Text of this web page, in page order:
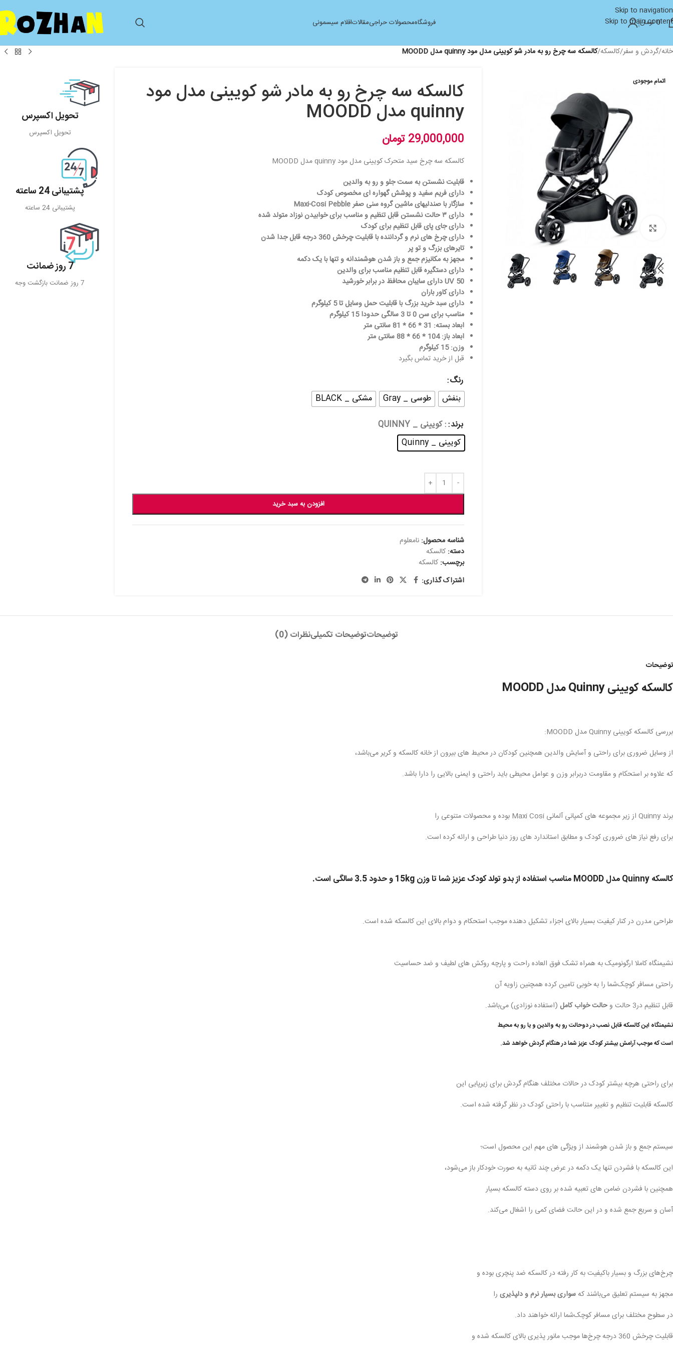
Skip to navigation
Skip to main content
0تومان فروشگاهمحصولات حراجیمقالاتاقلام سیسمونی
خانه/گردش و سفر/کالسکه/كالسكه سه چرخ رو به مادر شو کویینی مدل مود quinny مدل MOODD
اتمام موجودی
بزرگنمایی تصویر
كالسكه سه چرخ رو به مادر شو کویینی مدل مود
quinny مدل MOODD
29,000,000تومان
كالسكه سه چرخ سید متحرک کویینی مدل مود quinny مدل MOODD
قابلیت نشستن به سمت جلو و رو به والدین
دارای فریم سفید و پوشش گهواره ای مخصوص کودک
سازگار با صندلیهای ماشین گروه سنی صفر Maxi-Cosi Pebble
دارای ۳ حالت نشستن قابل تنظیم و مناسب برای خوابیدن نوزاد متولد شده
دارای جای پای قابل تنظیم برای کودک
دارای چرخ های نرم و گرداننده با قابلیت چرخش 360 درجه قابل جدا شدن
تایرهای بزرگ و تو پر
مجهز به مکانیزم جمع و باز شدن هوشمندانه و تنها با یک دکمه
دارای دستگیره قابل تنظیم مناسب برای والدین
UV 50 دارای سایبان محافظ در برابر خورشید
دارای کاور باران
دارای سبد خرید بزرگ با قابلیت حمل وسایل تا 5 کیلوگرم
مناسب برای سن 0 تا 3 سالگی حدودا 15 کیلوگرم
ابعاد بسته: 31 * 66 * 81 سانتی متر
ابعاد باز: 104 * 66 * 88 سانتی متر
وزن: 15 کیلوگرم
قبل از خرید تماس بگیرد
رنگ
بنفش
طوسی _ Gray
مشکی _ BLACK
برند : کویینی _ QUINNY
کویینی _ Quinny
افزودن به سبد خرید
شناسه محصول: نامعلوم
دسته: کالسکه
برچسب: کالسکه
اشتراک گذاری:
تحویل اکسپرس
تحویل اکسپرس
پشتیبانی 24 ساعته
پشتیبانی 24 ساعته
7 روز ضمانت
7 روز ضمانت بازگشت وجه
توضیحاتتوضیحات تکمیلینظرات (0)
توضیحات
کالسکه کویینی Quinny مدل MOODD
بررسی کالسکه کویینی Quinny مدل MOODD:
از وسایل ضروری برای راحتی و آسایش والدین همچنین کودکان در محیط های بیرون از خانه کالسکه و کریر می‌باشد،
که علاوه بر استحکام و مقاومت دربرابر وزن و عوامل محیطی باید راحتی و ایمنی بالایی را دارا باشد.
برند Quinny از زیر مجموعه های کمپانی آلمانی Maxi Cosi بوده و محصولات متنوعی را
برای رفع نیاز های ضروری کودک و مطابق استاندارد های روز دنیا طراحی و ارائه کرده است.
کالسکه Quinny مدل MOODD مناسب استفاده از بدو تولد کودک عزیز شما تا وزن 15kg و حدود 3.5 سالگی است.
طراحی مدرن در کنار کیفیت بسیار بالای اجزاء تشکیل دهنده موجب استحکام و دوام بالای این کالسکه شده است.
نشیمنگاه کاملا ارگونومیک به همراه تشک فوق العاده راحت و پارچه روکش های لطیف و ضد حساسیت
راحتی مسافر کوچک‌شما را به خوبی تامین کرده همچنین زاویه آن
قابل تنظیم در3 حالت و
حالت خواب کامل (استفاده نوزادی) می‌باشد.
نشیمنگاه این کالسکه قابل نصب در دوحالت رو به والدین و یا رو به محیط
است که موجب آرامش بیشتر کودک عزیز شما در هنگام گردش خواهد شد.
برای راحتی هرچه بیشتر کودک در حالات مختلف هنگام گردش برای زیرپایی این
کالسکه قابلیت تنظیم و تغییر متناسب با راحتی کودک در نظر گرفته شده است.
سیستم جمع و باز شدن هوشمند از ویژگی های مهم این محصول است؛
این کالسکه با فشردن تنها یک دکمه در عرض چند ثانیه به صورت خودکار باز می‌شود،
همچنین با فشردن ضامن های تعبیه شده بر روی دسته کالسکه بسیار
آسان و سریع جمع شده و در این حالت فضای کمی را اشغال می‌کند.
چرخ‌های بزرگ و بسیار باکیفیت به کار رفته در کالسکه ضد پنچری بوده و
مجهز به سیستم تعلیق می‌باشند کهسواری بسیار نرم و دلپذیری را
در سطوح مختلف برای مسافر کوچک‌شما ارائه خواهند داد.
قابلیت چرخش 360 درجه چرخ‌ها موجب مانور پذیری بالای کالسکه شده و